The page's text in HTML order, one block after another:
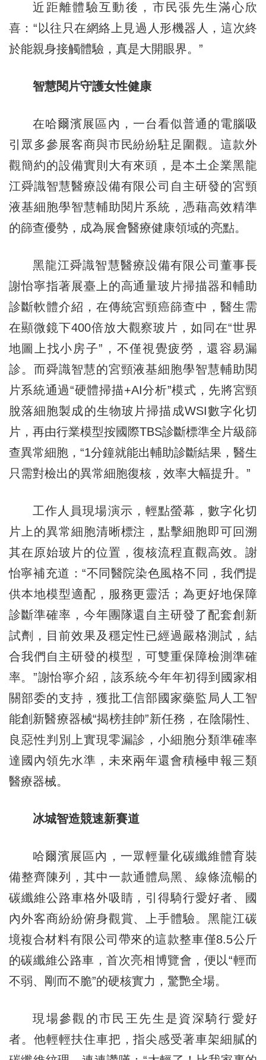
近距離體驗互動後，市民張先生滿心欣
喜：“以往只在網絡上見過人形機器人，這次終
於能親身接觸體驗，真是大開眼界。”
智慧閱片守護女性健康
在哈爾濱展區內，一台看似普通的電腦吸
引眾多參展客商與市民紛紛駐足圍觀。這款外
觀簡約的設備實則大有來頭，是本土企業黑龍
江舜識智慧醫療設備有限公司自主研發的宮頸
液基細胞學智慧輔助閱片系統，憑藉高效精準
的篩查優勢，成為展會醫療健康領域的亮點。
黑龍江舜識智慧醫療設備有限公司董事長
謝怡寧指著展臺上的高通量玻片掃描器和輔助
診斷軟體介紹，在傳統宮頸癌篩查中，醫生需
在顯微鏡下400倍放大觀察玻片，如同在“世界
地圖上找小房子”，不僅視覺疲勞，還容易漏
診。而舜識智慧的宮頸液基細胞學智慧輔助閱
片系統通過“硬體掃描+AI分析”模式，先將宮頸
脫落細胞製成的生物玻片掃描成WSI數字化切
片，再由行業模型按國際TBS診斷標準全片級篩
查異常細胞，“1分鐘就能出輔助診斷結果，醫生
只需對檢出的異常細胞復核，效率大幅提升。”
工作人員現場演示，輕點螢幕，數字化切
片上的異常細胞清晰標注，點擊細胞即可回溯
其在原始玻片的位置，復核流程直觀高效。謝
怡寧補充道：“不同醫院染色風格不同，我們提
供本地模型適配，服務更靈活；為更好地保障
診斷準確率，今年團隊還自主研發了配套創新
試劑，目前效果及穩定性已經過嚴格測試，結
合我們自主研發的模型，可雙重保障檢測準確
率。”謝怡寧介紹，該系統今年年初得到國家相
關部委的支持，獲批工信部國家藥監局人工智
能創新醫療器械“揭榜挂帥”新任務，在陰陽性、
良惡性判別上實現零漏診，小細胞分類準確率
達國內領先水準，未來兩年還會積極申報三類
醫療器械。
冰城智造競速新賽道
哈爾濱展區內，一眾輕量化碳纖維體育裝
備整齊陳列，其中一款通體烏黑、線條流暢的
碳纖維公路車格外吸睛，引得騎行愛好者、國
內外客商紛紛俯身觀賞、上手體驗。黑龍江碳
境複合材料有限公司帶來的這款整車僅8.5公斤
的碳纖維公路車，首次亮相博覽會，便以“輕而
不弱、剛而不脆”的硬核實力，驚艷全場。
現場參觀的市民王先生是資深騎行愛好
者。他輕輕扶住車把，指尖感受著車架細膩的